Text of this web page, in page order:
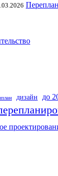
дизайн до